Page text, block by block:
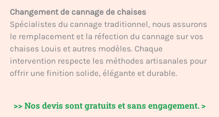
Changement de cannage de chaises
Spécialistes du cannage traditionnel, nous assurons
le remplacement et la réfection du cannage sur vos
chaises Louis et autres modèles. Chaque
intervention respecte les méthodes artisanales pour
offrir une finition solide, élégante et durable.
>> Nos devis sont gratuits et sans engagement. >